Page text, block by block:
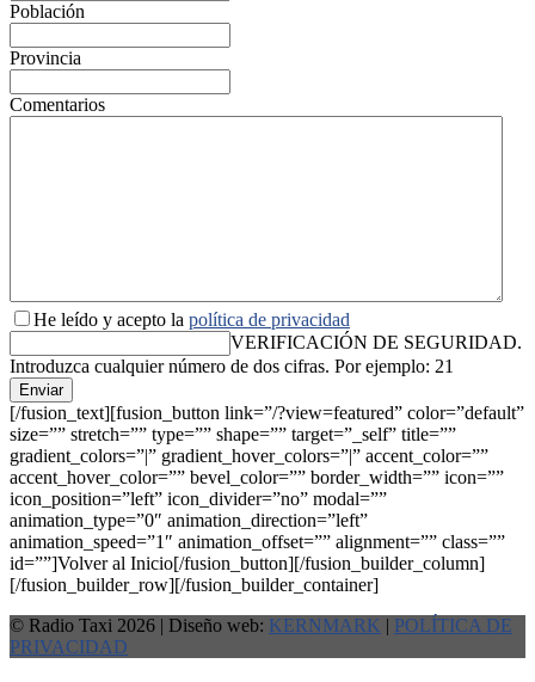
Población
Provincia
Comentarios
He leído y acepto la política de privacidad
VERIFICACIÓN DE SEGURIDAD.
Introduzca cualquier número de dos cifras. Por ejemplo: 21
Enviar
[/fusion_text][fusion_button link=”/?view=featured” color=”default”
size=”” stretch=”” type=”” shape=”” target=”_self” title=””
gradient_colors=”|” gradient_hover_colors=”|” accent_color=””
accent_hover_color=”” bevel_color=”” border_width=”” icon=””
icon_position=”left” icon_divider=”no” modal=””
animation_type=”0″ animation_direction=”left”
animation_speed=”1″ animation_offset=”” alignment=”” class=””
id=””]Volver al Inicio[/fusion_button][/fusion_builder_column]
[/fusion_builder_row][/fusion_builder_container]
© Radio Taxi 2026 | Diseño web: KERNMARK | POLÍTICA DE
PRIVACIDAD